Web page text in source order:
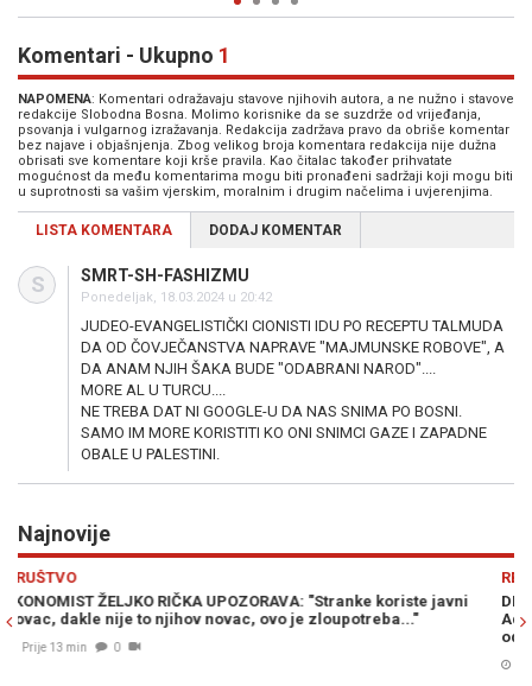
Komentari - Ukupno 1
NAPOMENA: Komentari odražavaju stavove njihovih autora, a ne nužno i stavove
redakcije Slobodna Bosna. Molimo korisnike da se suzdrže od vrijeđanja,
psovanja i vulgarnog izražavanja. Redakcija zadržava pravo da obriše komentar
bez najave i objašnjenja. Zbog velikog broja komentara redakcija nije dužna
obrisati sve komentare koji krše pravila. Kao čitalac također prihvatate
mogućnost da među komentarima mogu biti pronađeni sadržaji koji mogu biti
u suprotnosti sa vašim vjerskim, moralnim i drugim načelima i uvjerenjima.
LISTA KOMENTARA DODAJ KOMENTAR
S SMRT-SH-FASHIZMU
Ponedeljak, 18.03.2024 u 20:42
JUDEO-EVANGELISTIČKI CIONISTI IDU PO RECEPTU TALMUDA
DA OD ČOVJEČANSTVA NAPRAVE "MAJMUNSKE ROBOVE", A
DA ANAM NJIH ŠAKA BUDE "ODABRANI NAROD"....
MORE AL U TURCU....
NE TREBA DAT NI GOOGLE-U DA NAS SNIMA PO BOSNI.
SAMO IM MORE KORISTITI KO ONI SNIMCI GAZE I ZAPADNE
OBALE U PALESTINI.
Najnovije
javni
DRAMA U SRBIJI ZBOG DOLASKA VOLODIMIRA
Advokat Čedomir Stojković otkrio ko stoji iza pisma koje
Previous